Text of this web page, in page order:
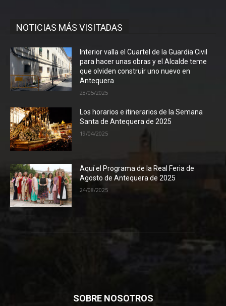
NOTICIAS MÁS VISITADAS
Interior valla el Cuartel de la Guardia Civil
para hacer unas obras y el Alcalde teme
que olviden construir uno nuevo en
Antequera
28/05/2025
Los horarios e itinerarios de la Semana
Santa de Antequera de 2025
19/04/2025
Aquí el Programa de la Real Feria de
Agosto de Antequera de 2025
24/08/2025
SOBRE NOSOTROS